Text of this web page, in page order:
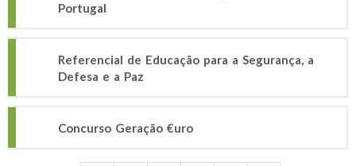
Portugal
Referencial de Educação para a Segurança, a
Defesa e a Paz
Concurso Geração €uro